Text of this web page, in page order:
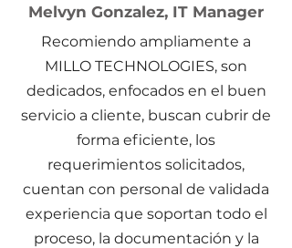
Melvyn Gonzalez, IT Manager
Recomiendo ampliamente a
MILLO TECHNOLOGIES, son
dedicados, enfocados en el buen
servicio a cliente, buscan cubrir de
forma eficiente, los
requerimientos solicitados,
cuentan con personal de validada
experiencia que soportan todo el
proceso, la documentación y la